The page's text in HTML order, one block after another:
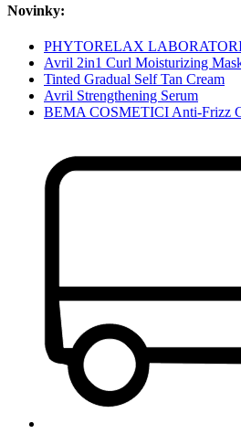
Novinky:
PHYTORELAX
Avril 2in1 Curl Moisturizing
Tinted Gradual Self Tan Cream
Avril Strengthening Serum
BEMA COSMETICI Anti-Frizz